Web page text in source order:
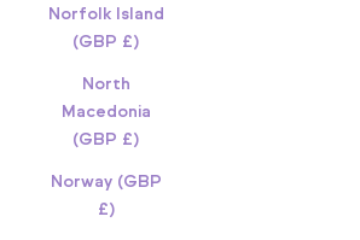
Norfolk Island
(GBP £)
North
Macedonia
(GBP £)
Norway (GBP
£)